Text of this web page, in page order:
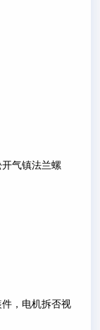
气镇法兰螺
，电机拆否视